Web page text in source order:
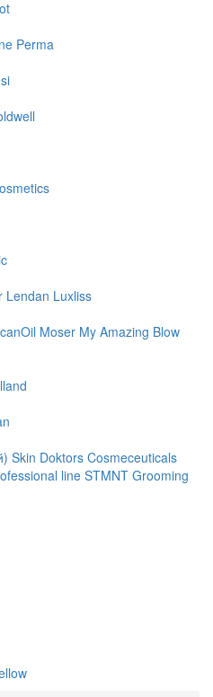
Perma
Lendan Luxliss
Moser My Amazing Blow
Skin Doktors Cosmeceuticals
line STMNT Grooming